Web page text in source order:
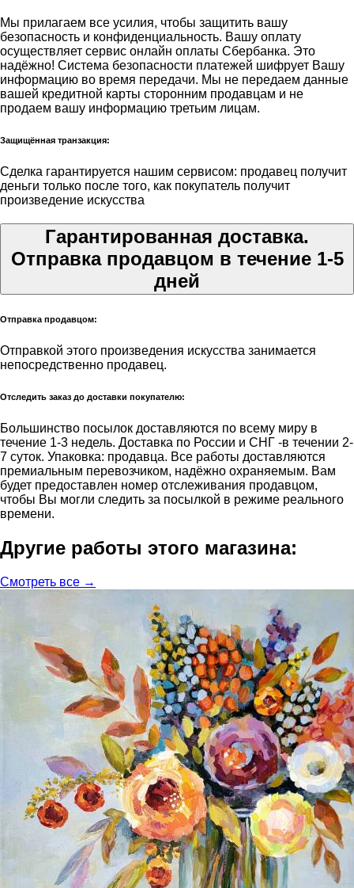
Мы прилагаем все усилия, чтобы защитить вашу
безопасность и конфиденциальность. Вашу оплату
осуществляет сервис онлайн оплаты Сбербанка. Это
надёжно! Система безопасности платежей шифрует Вашу
информацию во время передачи. Мы не передаем данные
вашей кредитной карты сторонним продавцам и не
продаем вашу информацию третьим лицам.
Защищённая транзакция:
Сделка гарантируется нашим сервисом: продавец получит
деньги только после того, как покупатель получит
произведение искусства
Гарантированная доставка.
Отправка продавцом в течение 1-5
дней
Отправка продавцом:
Отправкой этого произведения искусства занимается
непосредственно продавец.
Отследить заказ до доставки покупателю:
Большинство посылок доставляются по всему миру в
течение 1-3 недель. Доставка по России и СНГ -в течении 2-
7 суток. Упаковка: продавца. Все работы доставляются
премиальным перевозчиком, надёжно охраняемым. Вам
будет предоставлен номер отслеживания продавцом,
чтобы Вы могли следить за посылкой в режиме реального
времени.
Другие работы этого магазина:
Смотреть все →